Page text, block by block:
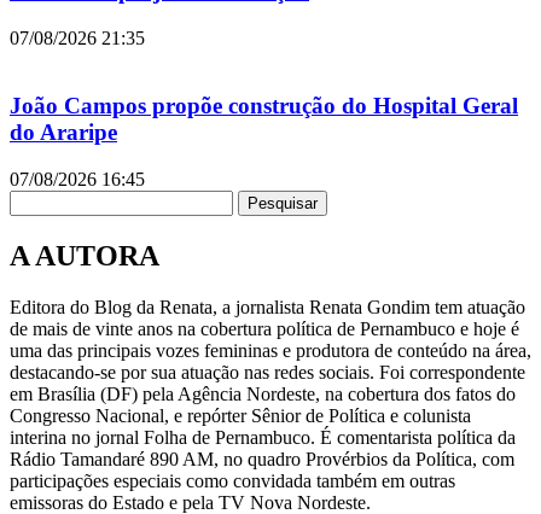
07/08/2026 21:35
João Campos propõe construção do Hospital Geral
do Araripe
07/08/2026 16:45
Pesquisar
A AUTORA
Editora do Blog da Renata, a jornalista Renata Gondim tem atuação
de mais de vinte anos na cobertura política de Pernambuco e hoje é
uma das principais vozes femininas e produtora de conteúdo na área,
destacando-se por sua atuação nas redes sociais. Foi correspondente
em Brasília (DF) pela Agência Nordeste, na cobertura dos fatos do
Congresso Nacional, e repórter Sênior de Política e colunista
interina no jornal Folha de Pernambuco. É comentarista política da
Rádio Tamandaré 890 AM, no quadro Provérbios da Política, com
participações especiais como convidada também em outras
emissoras do Estado e pela TV Nova Nordeste.